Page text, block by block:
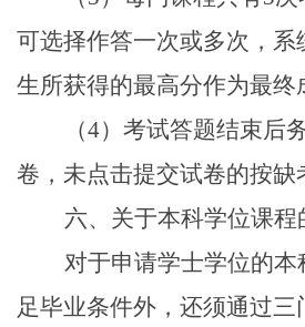
可选择作答一次或多次，系
生所获得的最高分作为最终
（4）考试答题结束后
卷，未点击提交试卷的按缺
六、关于本科学位课程
对于申请学士学位的本
足毕业条件外，还须通过三